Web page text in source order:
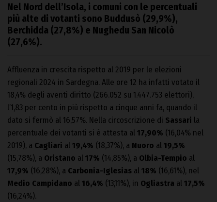
Nel Nord dell’Isola, i comuni con le percentuali
più alte di votanti sono Buddusò (29,9%),
Berchidda (27,8%) e Nughedu San Nicolò
(27,6%).
Affluenza in crescita rispetto al 2019 per le elezioni
regionali 2024 in Sardegna. Alle ore 12 ha infatti votato il
18,4% degli aventi diritto (266.052 su 1.447.753 elettori),
l’1,83 per cento in più rispetto a cinque anni fa, quando il
dato si fermò al 16,57%. Nella circoscrizione di Sassari la
percentuale dei votanti si è attesta al17,90% (16,04% nel
2019), a Cagliari al19,4% (18,37%), a Nuoro al19,5%
(15,78%), a Oristano al17% (14,85%), a Olbia-Tempio al
17,9% (16,28%), a Carbonia-Iglesias al18% (16,61%), nel
Medio Campidano al16,4% (13,11%), in Ogliastra al17,5%
(16,24%).